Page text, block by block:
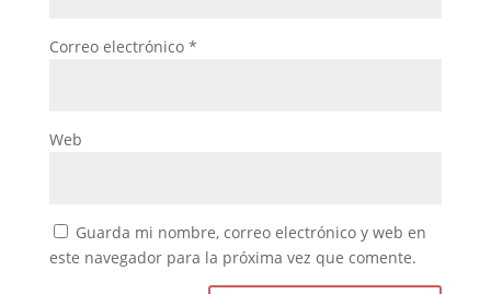
Correo electrónico *
Web
Guarda mi nombre, correo electrónico y web en
este navegador para la próxima vez que comente.